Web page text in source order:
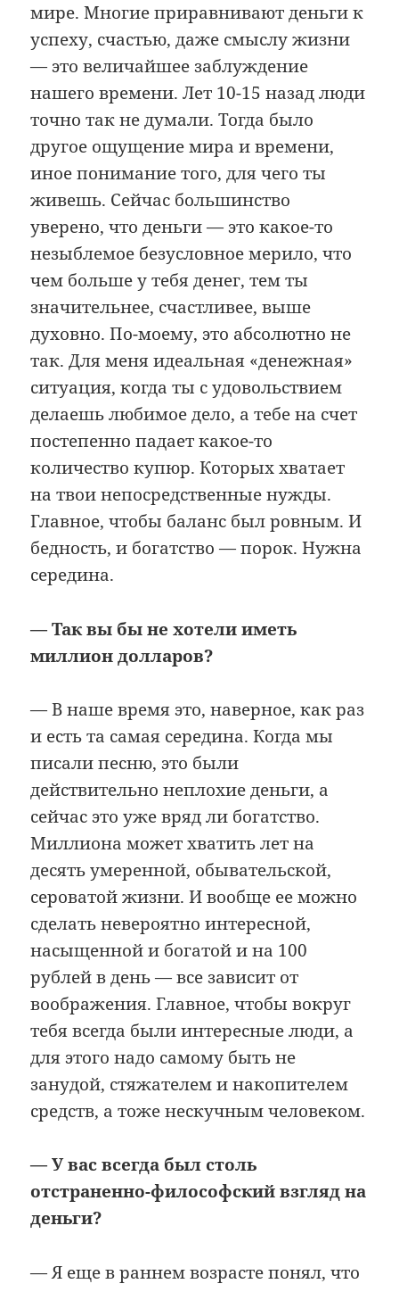
мире. Многие приравнивают деньги к
успеху, счастью, даже смыслу жизни
— это величайшее заблуждение
нашего времени. Лет 10-15 назад люди
точно так не думали. Тогда было
другое ощущение мира и времени,
иное понимание того, для чего ты
живешь. Сейчас большинство
уверено, что деньги — это какое-то
незыблемое безусловное мерило, что
чем больше у тебя денег, тем ты
значительнее, счастливее, выше
духовно. По-моему, это абсолютно не
так. Для меня идеальная «денежная»
ситуация, когда ты с удовольствием
делаешь любимое дело, а тебе на счет
постепенно падает какое-то
количество купюр. Которых хватает
на твои непосредственные нужды.
Главное, чтобы баланс был ровным. И
бедность, и богатство — порок. Нужна
середина.
— Так вы бы не хотели иметь
миллион долларов?
— В наше время это, наверное, как раз
и есть та самая середина. Когда мы
писали песню, это были
действительно неплохие деньги, а
сейчас это уже вряд ли богатство.
Миллиона может хватить лет на
десять умеренной, обывательской,
сероватой жизни. И вообще ее можно
сделать невероятно интересной,
насыщенной и богатой и на 100
рублей в день — все зависит от
воображения. Главное, чтобы вокруг
тебя всегда были интересные люди, а
для этого надо самому быть не
занудой, стяжателем и накопителем
средств, а тоже нескучным человеком.
— У вас всегда был столь
отстраненно-философский взгляд на
деньги?
— Я еще в раннем возрасте понял, что